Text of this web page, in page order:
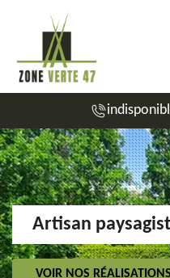
Artisan
VOIR NOS RÉALISATIONS